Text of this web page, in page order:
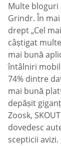
Multe bloguri
Grindr. În
drept „Cel
câștigat
mai bună
întâlniri
74% dintre
mai bună
depășit
Zoosk,
dovedesc
scepticii avizi.